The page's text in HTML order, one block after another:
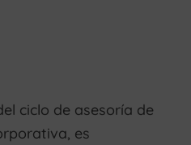
ciclo de asesoría de
es